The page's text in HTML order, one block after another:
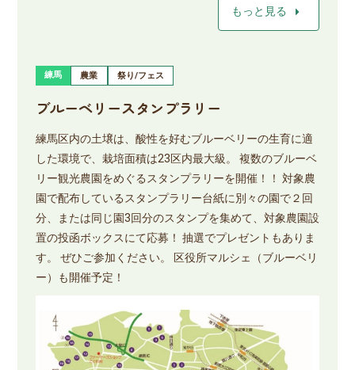
もっと見る arrow_right
練馬 農業 祭り/フェス
ブルーベリースタンプラリー
練馬区内の土壌は、酸性を好むブルーベリーの生育に適
した環境で、栽培面積は23区内最大級。 複数のブルーベ
リー観光農園をめぐるスタンプラリーを開催！！ 対象農
園で配布しているスタンプラリー台紙に別々の園で２回
分、または同じ園3回分のスタンプを集めて、対象農園設
置の投函ボックスにて応募！ 抽選でプレゼントもありま
す。 ぜひご参加ください。 区役所マルシェ（ブルーベリ
ー）も開催予定！